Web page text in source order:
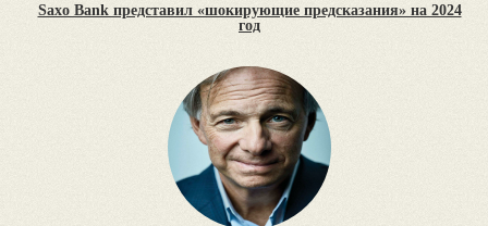
Saxo Bank представил «шокирующие предсказания» на 2024
год